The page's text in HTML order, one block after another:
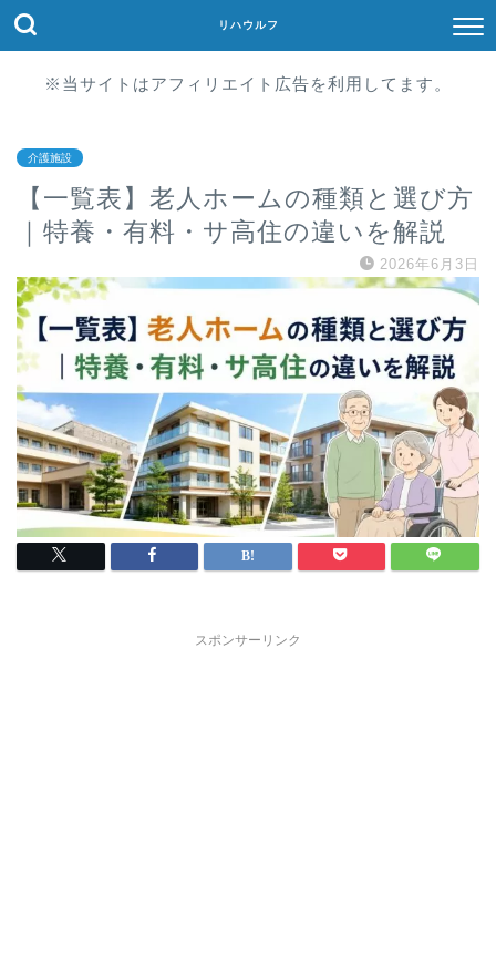
リハウルフ
※当サイトはアフィリエイト広告を利用してます。
介護施設
【一覧表】老人ホームの種類と選び方
｜特養・有料・サ高住の違いを解説
2026年6月3日
スポンサーリンク